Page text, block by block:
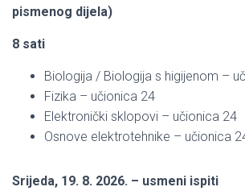
pismenog dijela)
8 sati
Biologija / Biologija s higijenom –
Fizika – učionica 24
Elektronički sklopovi – učionica 24
Osnove elektrotehnike – učionica
Srijeda, 19. 8. 2026. – usmeni ispiti